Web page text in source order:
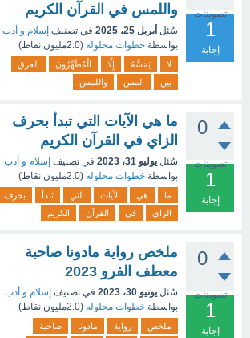
تصويتات
1
إجابة
واللمس في القرآن الكريم
سُئل أبريل 25، 2025 في تصنيف إسلام و أدب
بواسطة خطوات محلوله (2.0مليون نقاط)
لا يَمَسُّهُ إِلَّا الْمُطَهَّرُونَ
الفرق
بين
المس واللمس
0
تصويتات
1
إجابة
ما هي الآيات التي تبدأ بحرف
الزاي في القرآن الكريم
سُئل يوليو 31، 2023 في تصنيف إسلام و أدب
بواسطة خطوات محلوله (2.0مليون نقاط)
ما هي الآيات التي تبدأ
بحرف
الزاي
في القرآن الكريم
0
تصويتات
1
إجابة
ملخص رواية مادونا صاحبة
معطف الفرو 2023
سُئل يونيو 30، 2023 في تصنيف إسلام و أدب
بواسطة خطوات محلوله (2.0مليون نقاط)
ملخص رواية مادونا
صاحبة